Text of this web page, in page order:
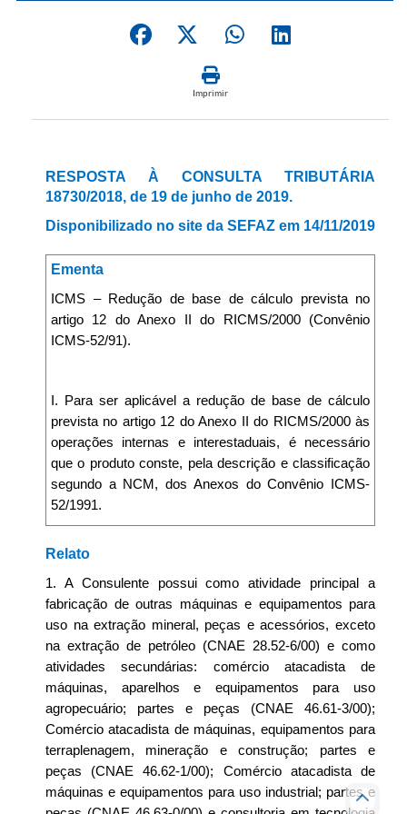
Imprimir
RESPOSTA À CONSULTA TRIBUTÁRIA
18730/2018, de 19 de junho de 2019.
Disponibilizado no site da SEFAZ em 14/11/2019
Ementa
ICMS – Redução de base de cálculo prevista no
artigo 12 do Anexo II do RICMS/2000 (Convênio
ICMS-52/91).
I. Para ser aplicável a redução de base de cálculo
prevista no artigo 12 do Anexo II do RICMS/2000 às
operações internas e interestaduais, é necessário
que o produto conste, pela descrição e classificação
segundo a NCM, dos Anexos do Convênio ICMS-
52/1991.
Relato
1. A Consulente possui como atividade principal a
fabricação de outras máquinas e equipamentos para
uso na extração mineral, peças e acessórios, exceto
na extração de petróleo (CNAE 28.52-6/00) e como
atividades secundárias: comércio atacadista de
máquinas, aparelhos e equipamentos para uso
agropecuário; partes e peças (CNAE 46.61-3/00);
Comércio atacadista de máquinas, equipamentos para
terraplenagem, mineração e construção; partes e
peças (CNAE 46.62-1/00); Comércio atacadista de
máquinas e equipamentos para uso industrial; partes e